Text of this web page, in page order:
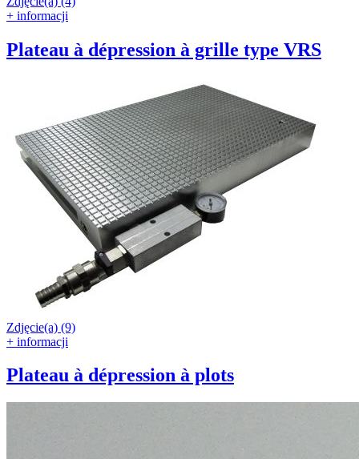
+ informacji
Plateau à dépression à grille type VRS
Zdjęcie(a) (9)
+ informacji
Plateau à dépression à plots